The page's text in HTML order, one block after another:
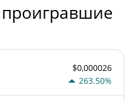
$0,000026
263.50%